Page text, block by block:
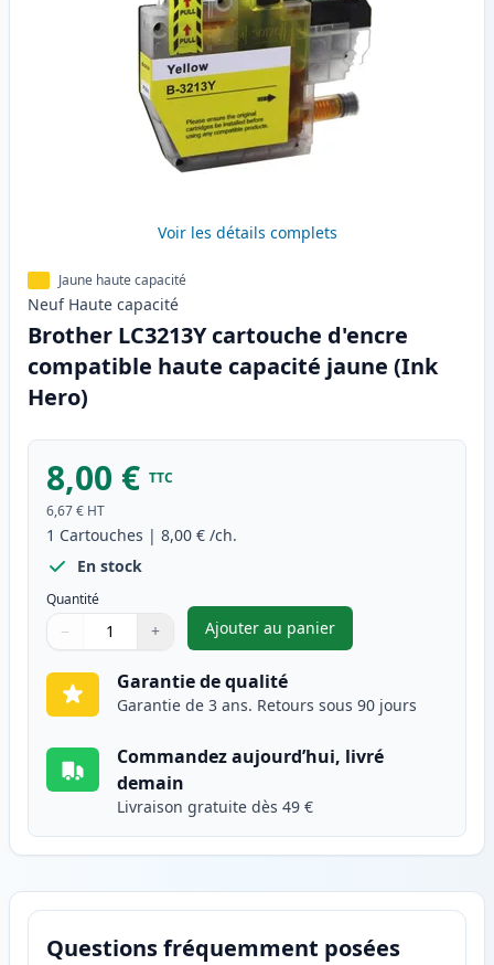
Voir les détails complets
Jaune haute capacité
Neuf Haute capacité
Brother LC3213Y cartouche d'encre
compatible haute capacité jaune (Ink
Hero)
8,00 € TTC
6,67 € HT
1 Cartouches | 8,00 € /ch.
En stock
Quantité
Quantité
Utilisez les boutons pour ajuster
− +
Quantité
Ajouter au panier
,Brother LC3213Y cartouche
Garantie de qualité
Garantie de 3 ans. Retours sous 90 jours
Commandez aujourd’hui, livré
demain
Livraison gratuite dès 49 €
Questions fréquemment posées